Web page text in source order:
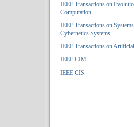
IEEE Transactions on
Computation
IEEE Transactions on
Cybernetics Systems
IEEE Transactions on
IEEE CIM
IEEE CIS